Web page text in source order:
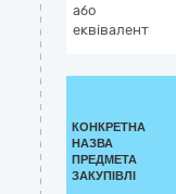
або
еквівалент
КОНКРЕТНА
НАЗВА
ПРЕДМЕТА
ЗАКУПІВЛІ